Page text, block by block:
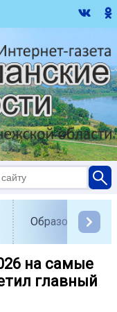
Образование
на самые
главный